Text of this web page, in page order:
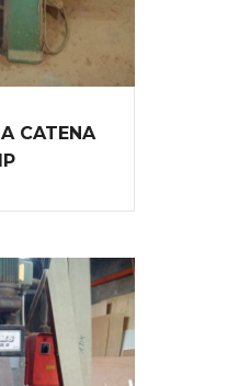
CATENA